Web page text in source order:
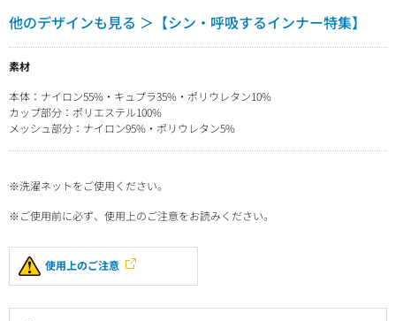
他のデザインも見る ＞【シン・呼吸するインナー特集】
素材
本体：ナイロン55%・キュプラ35%・ポリウレタン10%
カップ部分：ポリエステル100%
メッシュ部分：ナイロン95%・ポリウレタン5%
※洗濯ネットをご使用ください。
※ご使用前に必ず、使用上のご注意をお読みください。
使用上のご注意